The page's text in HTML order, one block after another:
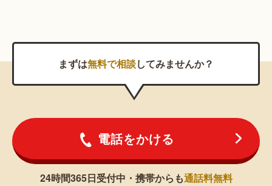
まずは無料で相談してみませんか？
電話をかける
24時間365日受付中・携帯からも通話料無料